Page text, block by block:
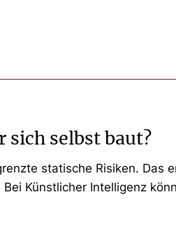
selbst baut?
statische Risiken.
Künstlicher Intelligenz